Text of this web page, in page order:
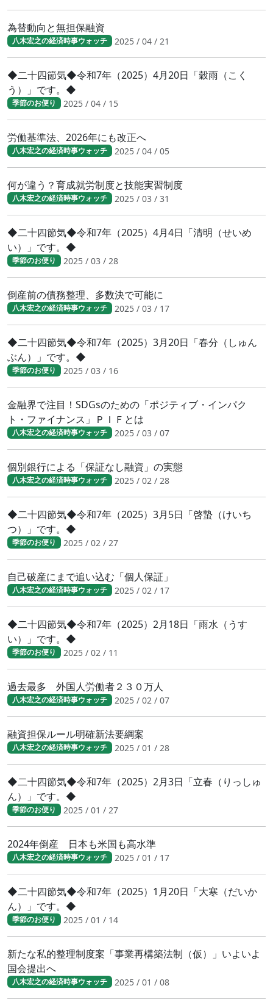
為替動向と無担保融資
八木宏之の経済時事ウォッチ 2025 / 04 / 21
◆二十四節気◆令和7年（2025）4月20日「穀雨（こく
う）」です。◆
季節のお便り 2025 / 04 / 15
労働基準法、2026年にも改正へ
八木宏之の経済時事ウォッチ 2025 / 04 / 05
何が違う？育成就労制度と技能実習制度
八木宏之の経済時事ウォッチ 2025 / 03 / 31
◆二十四節気◆令和7年（2025）4月4日「清明（せいめ
い）」です。◆
季節のお便り 2025 / 03 / 28
倒産前の債務整理、多数決で可能に
八木宏之の経済時事ウォッチ 2025 / 03 / 17
◆二十四節気◆令和7年（2025）3月20日「春分（しゅん
ぶん）」です。◆
季節のお便り 2025 / 03 / 16
金融界で注目！SDGsのための「ポジティブ・インパク
ト・ファイナンス」ＰＩＦとは
八木宏之の経済時事ウォッチ 2025 / 03 / 07
個別銀行による「保証なし融資」の実態
八木宏之の経済時事ウォッチ 2025 / 02 / 28
◆二十四節気◆令和7年（2025）3月5日「啓蟄（けいち
つ）」です。◆
季節のお便り 2025 / 02 / 27
自己破産にまで追い込む「個人保証」
八木宏之の経済時事ウォッチ 2025 / 02 / 17
◆二十四節気◆令和7年（2025）2月18日「雨水（うす
い）」です。◆
季節のお便り 2025 / 02 / 11
過去最多 外国人労働者２３０万人
八木宏之の経済時事ウォッチ 2025 / 02 / 07
融資担保ルール明確新法要綱案
八木宏之の経済時事ウォッチ 2025 / 01 / 28
◆二十四節気◆令和7年（2025）2月3日「立春（りっしゅ
ん）」です。◆
季節のお便り 2025 / 01 / 27
2024年倒産 日本も米国も高水準
八木宏之の経済時事ウォッチ 2025 / 01 / 17
◆二十四節気◆令和7年（2025）1月20日「大寒（だいか
ん）」です。◆
季節のお便り 2025 / 01 / 14
新たな私的整理制度案「事業再構築法制（仮）」いよいよ
国会提出へ
八木宏之の経済時事ウォッチ 2025 / 01 / 08